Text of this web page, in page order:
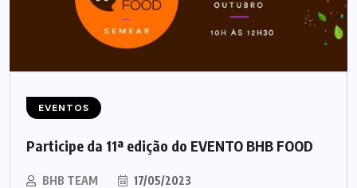
EVENTOS
Participe da 11ª edição do EVENTO BHB FOOD
BHB TEAM 17/05/2023